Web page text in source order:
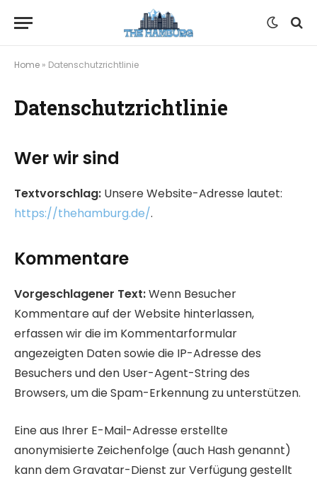
Home » Datenschutzrichtlinie
Datenschutzrichtlinie
Wer wir sind
Textvorschlag: Unsere Website-Adresse lautet:
https://thehamburg.de/.
Kommentare
Vorgeschlagener Text:Wenn Besucher
Kommentare auf der Website hinterlassen,
erfassen wir die im Kommentarformular
angezeigten Daten sowie die IP-Adresse des
Besuchers und den User-Agent-String des
Browsers, um die Spam-Erkennung zu unterstützen.
Eine aus Ihrer E-Mail-Adresse erstellte
anonymisierte Zeichenfolge (auch Hash genannt)
kann dem Gravatar-Dienst zur Verfügung gestellt